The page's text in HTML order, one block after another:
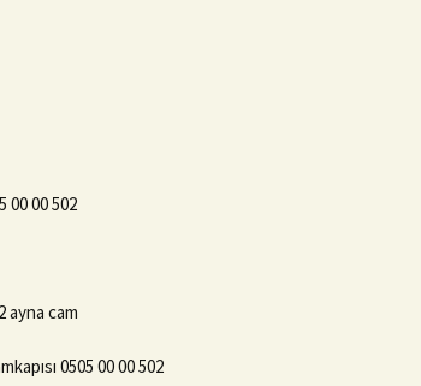
00 00 502
ayna cam
0505 00 00 502